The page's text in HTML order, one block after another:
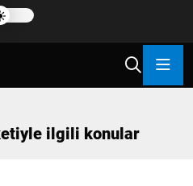
ilgili konular